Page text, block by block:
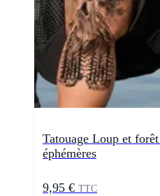
Tatouage Loup et
éphémères
9,95 € TTC